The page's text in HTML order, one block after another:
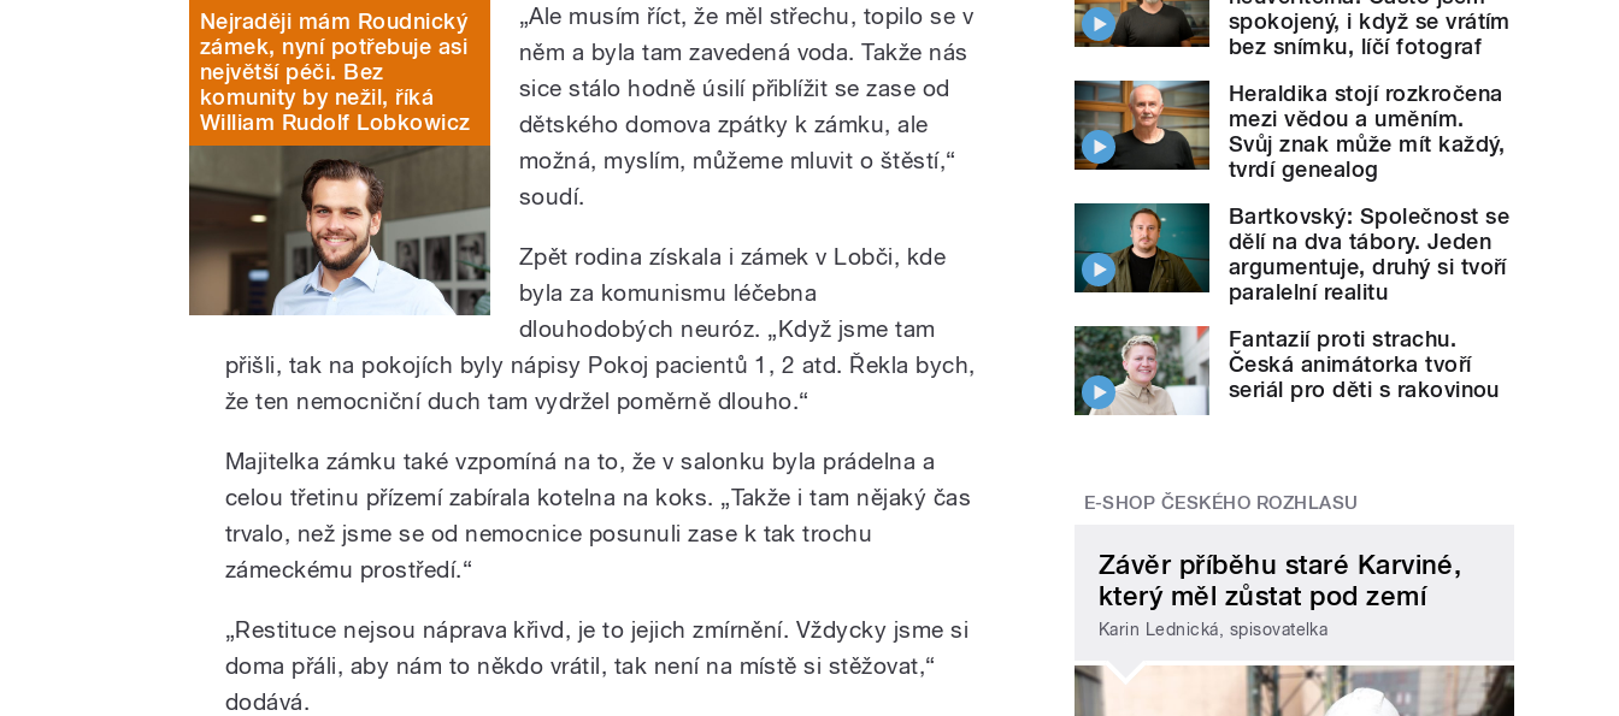
Nejraději mám Roudnický
zámek, nyní potřebuje asi
největší péči. Bez
komunity by nežil, říká
William Rudolf Lobkowicz
„Ale musím říct, že měl střechu, topilo se v
něm a byla tam zavedená voda. Takže nás
sice stálo hodně úsilí přiblížit se zase od
dětského domova zpátky k zámku, ale
možná, myslím, můžeme mluvit o štěstí,“
soudí.
Zpět rodina získala i zámek v Lobči, kde
byla za komunismu léčebna
dlouhodobých neuróz. „Když jsme tam
přišli, tak na pokojích byly nápisy Pokoj pacientů 1, 2 atd. Řekla bych,
že ten nemocniční duch tam vydržel poměrně dlouho.“
Majitelka zámku také vzpomíná na to, že v salonku byla prádelna a
celou třetinu přízemí zabírala kotelna na koks. „Takže i tam nějaký čas
trvalo, než jsme se od nemocnice posunuli zase k tak trochu
zámeckému prostředí.“
„Restituce nejsou náprava křivd, je to jejich zmírnění. Vždycky jsme si
doma přáli, aby nám to někdo vrátil, tak není na místě si stěžovat,“
dodává.
spokojený, i když se vrátím
bez snímku, líčí fotograf
Heraldika stojí rozkročena
mezi vědou a uměním.
Svůj znak může mít každý,
tvrdí genealog
Bartkovský: Společnost se
dělí na dva tábory. Jeden
argumentuje, druhý si tvoří
paralelní realitu
Fantazií proti strachu.
Česká animátorka tvoří
seriál pro děti s rakovinou
E-SHOP ČESKÉHO ROZHLASU
Závěr příběhu staré Karviné,
který měl zůstat pod zemí
Karin Lednická, spisovatelka